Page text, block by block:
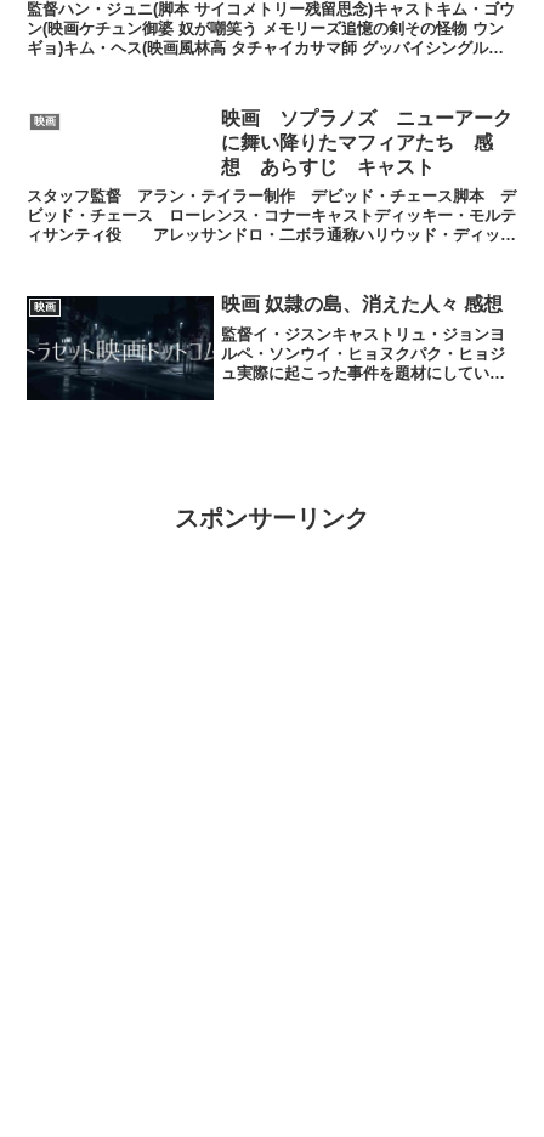
監督ハン・ジュニ(脚本 サイコメトリー残留思念)キャストキム・ゴウ
ン(映画ケチュン御婆 奴が嘲笑う メモリーズ追憶の剣その怪物 ウン
ギョ)キム・ヘス(映画風林高 タチャイカサマ師 グッバイシングル観
映画
映画 ソプラノズ ニューアーク
に舞い降りたマフィアたち 感
想 あらすじ キャスト
スタッフ監督 アラン・テイラー制作 デビッド・チェース脚本 デ
ビッド・チェース ローレンス・コナーキャストディッキー・モルテ
ィサンティ役 アレッサンドロ・二ボラ通称ハリウッド・ディック
映画 映画 奴隷の島、消えた人々 感想
監督イ・ジスンキャストリュ・ジョンヨ
ルペ・ソンウイ・ヒョヌクパク・ヒョジ
ュ実際に起こった事件を題材にしている
スポンサーリンク